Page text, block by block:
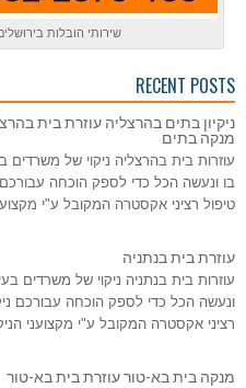
שירותי הובלות
RECENT POSTS
ניקיון בתים בהרצליה עוזרת בית
מנקה בתים
עוזרות בית בהרצליה ניקוי של משרדים
בו ונעשה הכל כדי לספק הוכחה עבורכם
טיפול רציני אקסטרה המקובל ע"י
עוזרת בית בנתניה
עוזרות בית בנתניה ניקוי של משרדים
ונעשה הכל כדי לספק הוכחה עבורכם
רציני אקסטרה המקובל ע"י מקצועני
מנקה בית בא-טור עוזרת בית בא-טור